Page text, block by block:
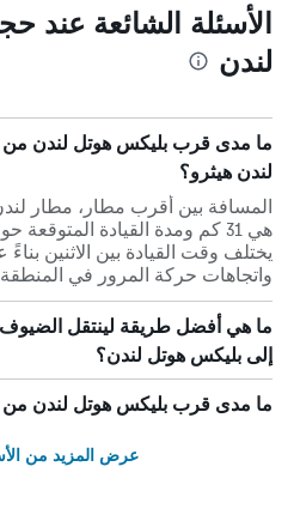
الأسئلة الشائعة عند
لندن
ما مدى قرب بليكس هوتل لندن من
لندن هيثرو؟
المسافة بين أقرب مطار، مطار
يختلف وقت القيادة بين الاثنين
واتجاهات حركة المرور في
ما هي أفضل طريقة لينتقل
إلى بليكس هوتل لندن؟
ما مدى قرب بليكس هوتل لندن
عرض المزيد من